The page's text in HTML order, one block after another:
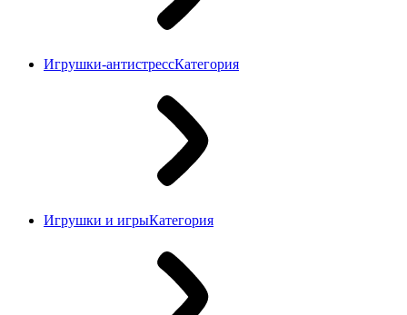
Игрушки-антистрессКатегория
Игрушки и игрыКатегория